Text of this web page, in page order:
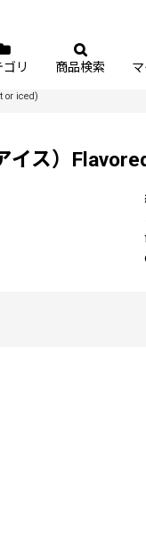
ゴリ 商品検索
or iced)
イス）